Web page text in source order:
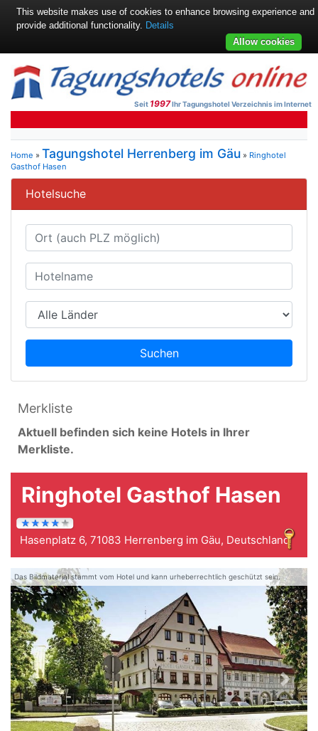
Seit 1997Ihr Tagungshotel Verzeichnis im Internet
Home » Tagungshotel Herrenberg im Gäu » Ringhotel
Gasthof Hasen
Hotelsuche
Suchen
Merkliste
Aktuell befinden sich keine Hotels in Ihrer
Merkliste.
Ringhotel Gasthof Hasen
Hasenplatz 6, 71083 Herrenberg im Gäu, Deutschland
Das Bildmaterial stammt vom Hotel und kann urheberrechtlich geschützt sein.
Zurück
This website makes use of cookies to enhance browsing experience and
provide additional functionality. Details
Allow cookies